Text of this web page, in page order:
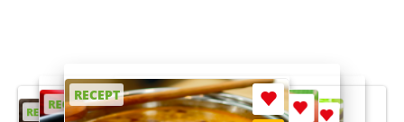
RECEPT
RECEPT
RECEPT
RECEPT
RECEPT